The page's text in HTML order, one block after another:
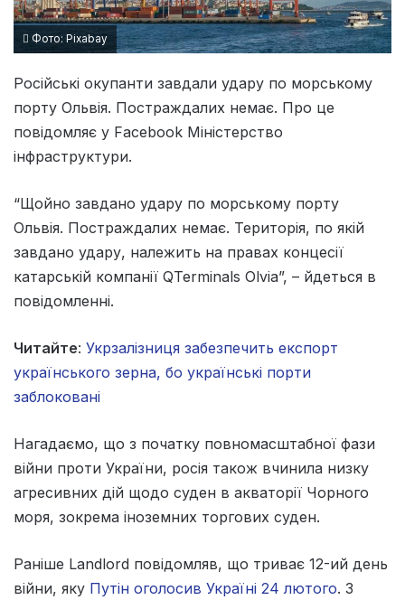
Фото: Pixabay
Російські окупанти завдали удару по морському
порту Ольвія. Постраждалих немає. Про це
повідомляє у Facebook Міністерство
інфраструктури.
“Щойно завдано удару по морському порту
Ольвія. Постраждалих немає. Територія, по якій
завдано удару, належить на правах концесії
катарській компанії QTerminals Olvia”, – йдеться в
повідомленні.
Читайте: Укрзалізниця забезпечить експорт
українського зерна, бо українські порти
заблоковані
Нагадаємо, що з початку повномасштабної фази
війни проти України, росія також вчинила низку
агресивних дій щодо суден в акваторії Чорного
моря, зокрема іноземних торгових суден.
Раніше Landlord повідомляв, що триває 12-ий день
війни, яку Путін оголосив Україні 24 лютого. З